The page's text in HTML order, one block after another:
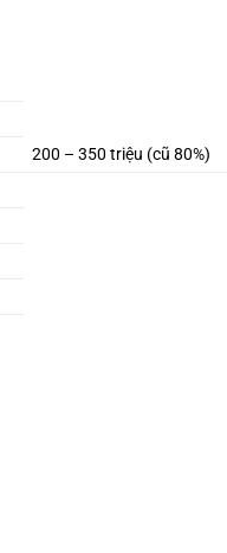
200 – 350 triệu (cũ 80%)